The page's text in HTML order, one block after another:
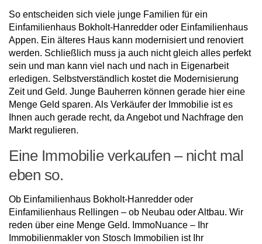
So entscheiden sich viele junge Familien für ein
Einfamilienhaus Bokholt-Hanredder oder Einfamilienhaus
Appen. Ein älteres Haus kann modernisiert und renoviert
werden. Schließlich muss ja auch nicht gleich alles perfekt
sein und man kann viel nach und nach in Eigenarbeit
erledigen. Selbstverständlich kostet die Modernisierung
Zeit und Geld. Junge Bauherren können gerade hier eine
Menge Geld sparen. Als Verkäufer der Immobilie ist es
Ihnen auch gerade recht, da Angebot und Nachfrage den
Markt regulieren.
Eine Immobilie verkaufen – nicht mal
eben so.
Ob Einfamilienhaus Bokholt-Hanredder oder
Einfamilienhaus Rellingen – ob Neubau oder Altbau. Wir
reden über eine Menge Geld. ImmoNuance – Ihr
Immobilienmakler von Stosch Immobilien ist Ihr